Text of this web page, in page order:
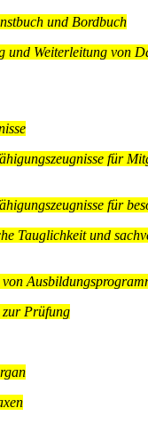
und Bordbuch
und Weiterleitung von
für
für
Tauglichkeit und
zur Prüfung